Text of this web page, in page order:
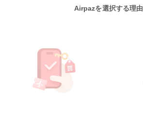
Airpazを選択する理由